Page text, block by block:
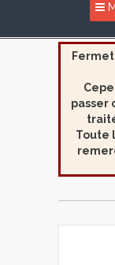
passer
Toute